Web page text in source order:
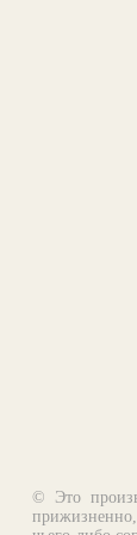
© Это